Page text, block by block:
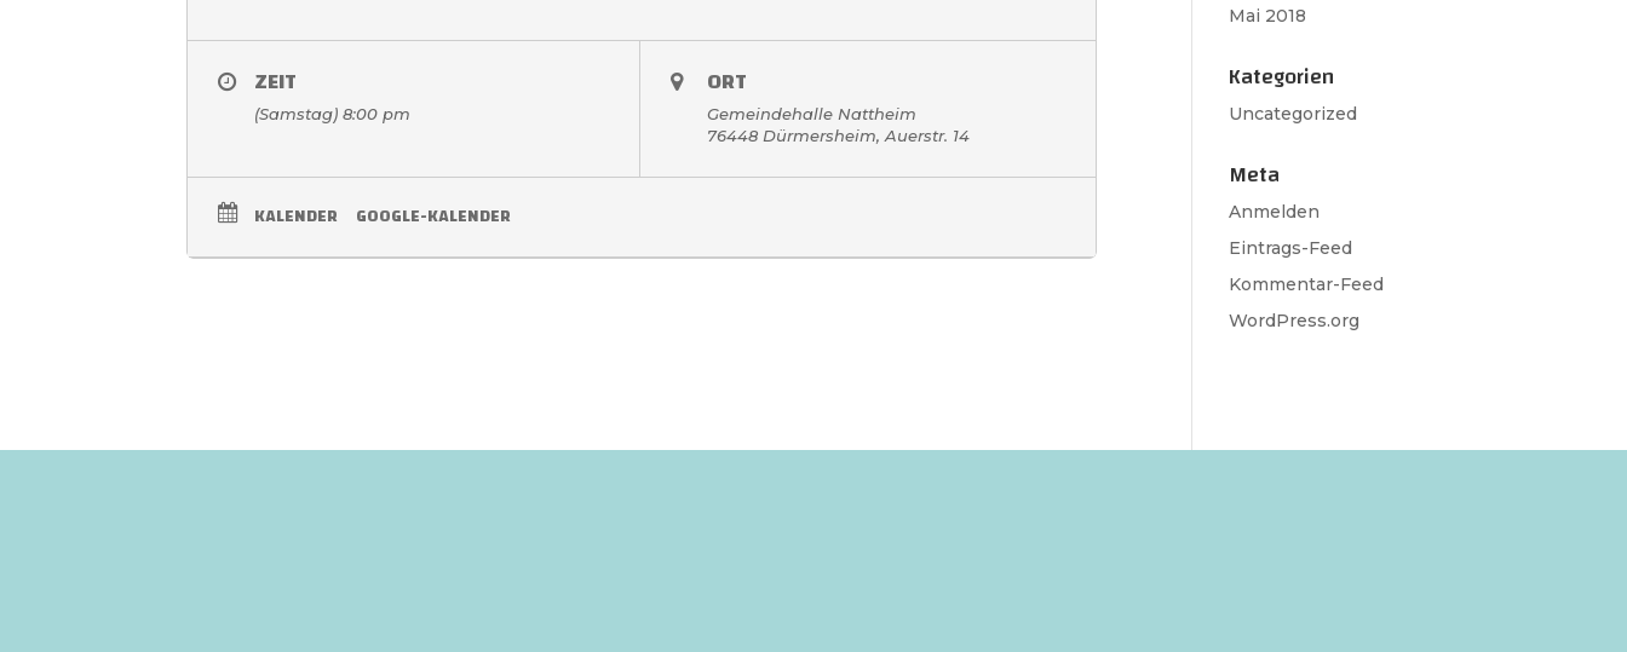
ZEIT
(Samstag) 8:00 pm
ORT
Gemeindehalle Nattheim
76448 Dürmersheim, Auerstr. 14
KALENDER GOOGLE-KALENDER
Mai 2018
Kategorien
Uncategorized
Meta
Anmelden
Eintrags-Feed
Kommentar-Feed
WordPress.org